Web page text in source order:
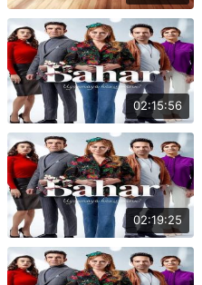
02:15:56
02:19:25